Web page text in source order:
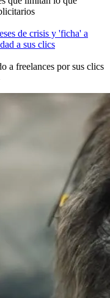
de crisis y 'ficha' a
a sus clics
a freelances por sus clics